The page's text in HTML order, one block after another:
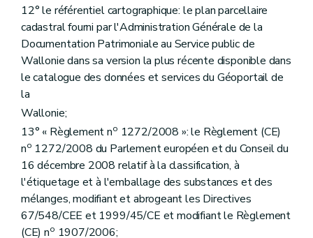
Art. 143
Art. 144
Art. 145
Art. 146
Art. 147
Art. 148
Section 6
Art. 151
Art. 152
Annexe
Annexe 1
Annexe 2
Annexe 3
Annexe 4
Annexe 5
12° le référentiel cartographique: le plan parcellaire
cadastral fourni par l'Administration Générale de la
Documentation Patrimoniale au Service public de
Wallonie dans sa version la plus récente disponible dans
le catalogue des données et services du Géoportail de
la
Wallonie;
13° « Règlement no 1272/2008 »: le Règlement (CE)
no 1272/2008 du Parlement européen et du Conseil du
16 décembre 2008 relatif à la classification, à
l'étiquetage et à l'emballage des substances et des
mélanges, modifiant et abrogeant les Directives
67/548/CEE et 1999/45/CE et modifiant le Règlement
(CE) no 1907/2006;